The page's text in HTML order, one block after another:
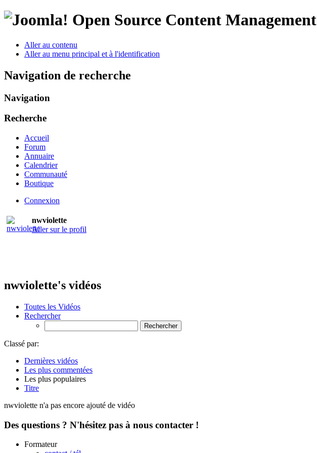
Open Source Content Management
Aller au contenu
Aller au menu principal et à l'identification
Navigation de recherche
Navigation
Recherche
Accueil
Forum
Annuaire
Calendrier
Communauté
Boutique
Connexion
nwviolette
Aller sur le profil
nwviolette's vidéos
Toutes les Vidéos
Rechercher
Classé par:
Dernières vidéos
Les plus commentées
Les plus populaires
Titre
nwviolette n'a pas encore ajouté de vidéo
Des questions ? N'hésitez pas à nous contacter !
Formateur